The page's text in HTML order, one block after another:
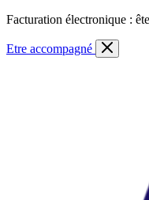
Skip
content
Facturation électronique :
Etre accompagné